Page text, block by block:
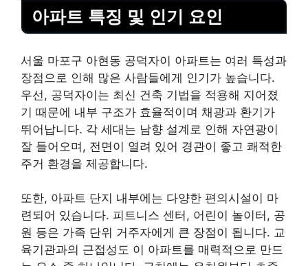
아파트 특징 및 인기 요인
서울 마포구 아현동 공덕자이 아파트는 여러 특성과
장점으로 인해 많은 사람들에게 인기가 높습니다.
우선, 공덕자이는 최신 건축 기법을 적용해 지어졌
기 때문에 내부 구조가 효율적이며 채광과 환기가
뛰어납니다. 각 세대는 남향 설계로 인해 자연광이
잘 들어오며, 전면이 열려 있어 경관이 좋고 쾌적한
주거 환경을 제공합니다.
또한, 아파트 단지 내부에는 다양한 편의시설이 마
련되어 있습니다. 피트니스 센터, 어린이 놀이터, 공
원 등은 가족 단위 거주자에게 큰 장점이 됩니다. 교
육기관과의 근접성도 이 아파트를 매력적으로 만드